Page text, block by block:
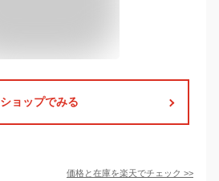
ショップでみる
価格と在庫を楽天でチェック >>